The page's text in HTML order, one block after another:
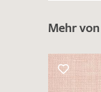
Mehr